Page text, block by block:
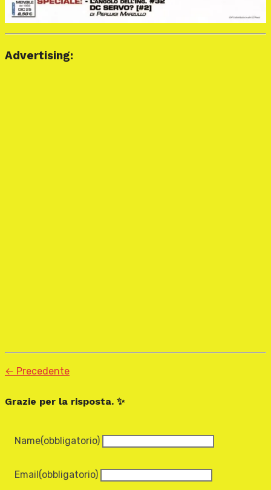
Advertising:
← Precedente
Grazie per la risposta. ✨
Name(obbligatorio)
Email(obbligatorio)